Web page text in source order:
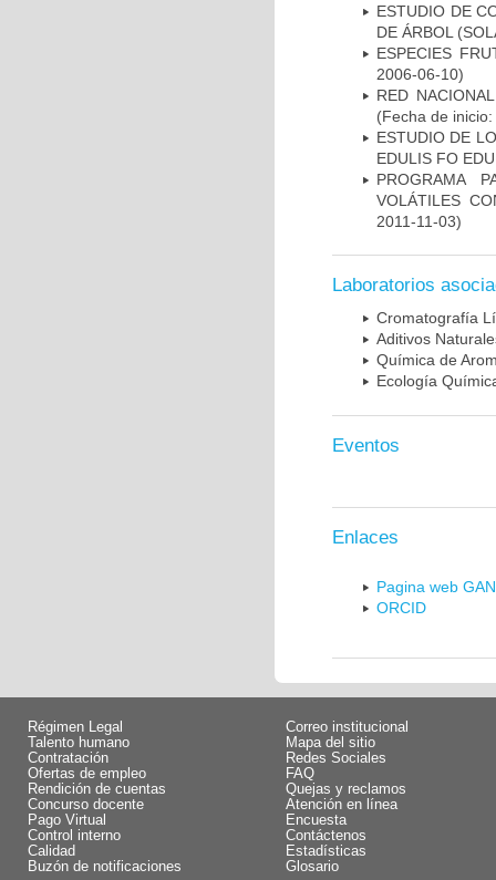
ESTUDIO DE
DE ÁRBOL
ESPECIES
2006-06-10)
RED
(Fecha de
ESTUDIO DE
EDULIS FO
PROGRAMA
VOLÁTILES
2011-11-03)
Laboratorios
Cromatografía
Aditivos
Química de
Ecología
Eventos
Enlaces
Pagina web
ORCID
Régimen Legal
Talento humano
Contratación
Ofertas de empleo
Rendición de cuentas
Concurso docente
Pago Virtual
Control interno
Calidad
Buzón de notificaciones
Correo institucional
Mapa del sitio
Redes Sociales
FAQ
Quejas y reclamos
Atención en línea
Encuesta
Contáctenos
Estadísticas
Glosario